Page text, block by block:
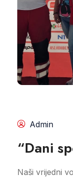
Admin
“Dani
Naši vrijedni